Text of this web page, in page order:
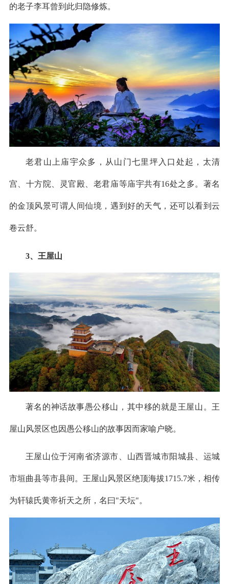
的老子李耳曾到此归隐修炼。
老君山上庙宇众多，从山门七里坪入口处起，太清
宫、十方院、灵官殿、老君庙等庙宇共有16处之多。著名
的金顶风景可谓人间仙境，遇到好的天气，还可以看到云
卷云舒。
3、王屋山
著名的神话故事愚公移山，其中移的就是王屋山。王
屋山风景区也因愚公移山的故事因而家喻户晓。
王屋山位于河南省济源市、山西晋城市阳城县、运城
市垣曲县等市县间。王屋山风景区绝顶海拔1715.7米，相传
为轩辕氏黄帝祈天之所，名曰"天坛"。